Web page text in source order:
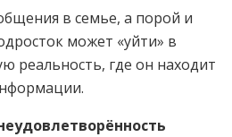
в семье, а порой и
может «уйти» в
реальность, где он находит